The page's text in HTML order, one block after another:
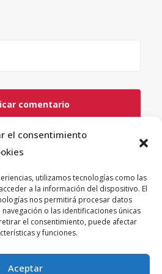
el consentimiento
utilizamos tecnologías como las
a la información del dispositivo. El
nos permitirá procesar datos
o las identificaciones únicas
el consentimiento, puede afectar
y funciones.
Aceptar
2026 teatro@guindalera.com